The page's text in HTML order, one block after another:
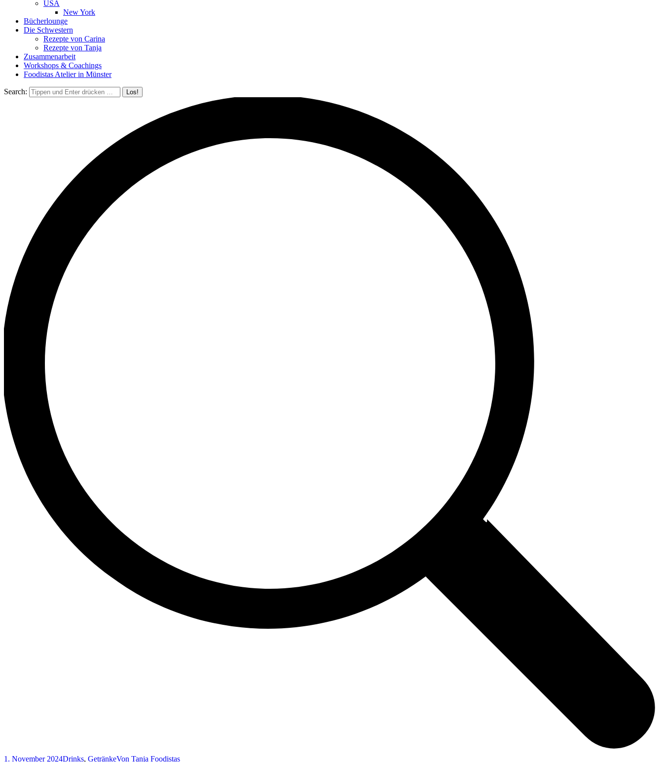
USA
New York
Bücherlounge
Die Schwestern
Rezepte von Carina
Rezepte von Tanja
Zusammenarbeit
Workshops & Coachings
Foodistas Atelier in Münster
Search:
1. November 2024Drinks, GetränkeVon Tanja Foodistas